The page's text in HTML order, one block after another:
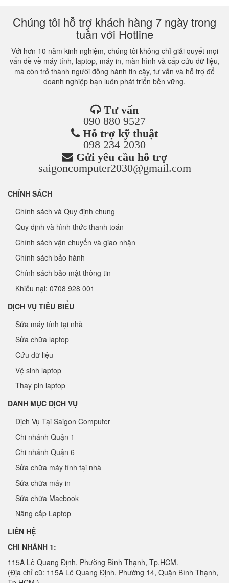
Chúng tôi hỗ trợ khách hàng 7 ngày trong
tuần với Hotline
Với hơn 10 năm kinh nghiệm, chúng tôi không chỉ giải quyết mọi
vấn đề về máy tính, laptop, máy in, màn hình và cấp cứu dữ liệu,
mà còn trở thành người đồng hành tin cậy, tư vấn và hỗ trợ để
doanh nghiệp bạn luôn phát triển bền vững.
Tư vấn
090 880 9527
Hỗ trợ kỹ thuật
098 234 2030
Gửi yêu cầu hỗ trợ
saigoncomputer2030@gmail.com
CHÍNH SÁCH
Chính sách và Quy định chung
Quy định và hình thức thanh toán
Chính sách vận chuyển và giao nhận
Chính sách bảo hành
Chính sách bảo mật thông tin
Khiếu nại: 0708 928 001
DỊCH VỤ TIÊU BIỂU
Sửa máy tính tại nhà
Sửa chữa laptop
Cứu dữ liệu
Vệ sinh laptop
Thay pin laptop
DANH MỤC DỊCH VỤ
Dịch Vụ Tại Saigon Computer
Chi nhánh Quận 1
Chi nhánh Quận 6
Sửa chữa máy tính tại nhà
Sửa chữa máy in
Sửa chữa Macbook
Nâng cấp Laptop
LIÊN HỆ
CHI NHÁNH 1:
115A Lê Quang Định, Phường Bình Thạnh, Tp.HCM.
(Địa chỉ cũ: 115A Lê Quang Định, Phường 14, Quận Bình Thạnh,